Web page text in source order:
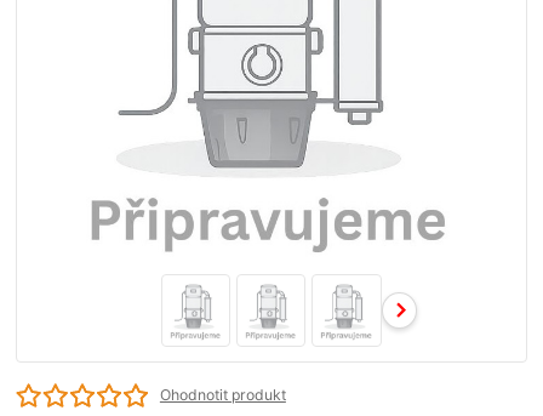
Ohodnotit produkt